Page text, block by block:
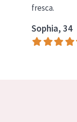
fresca.
Sophia, 34